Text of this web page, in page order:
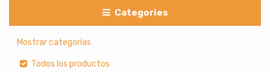
Categories
Mostrar categorías
Todos los productos